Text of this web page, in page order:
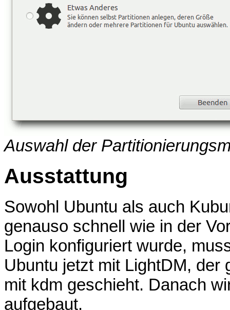
Auswahl der
Ausstattung
Sowohl Ubuntu als auch
genauso schnell wie in der
Login konfiguriert wurde,
Ubuntu jetzt mit LightDM, der
mit kdm geschieht. Danach
aufgebaut.